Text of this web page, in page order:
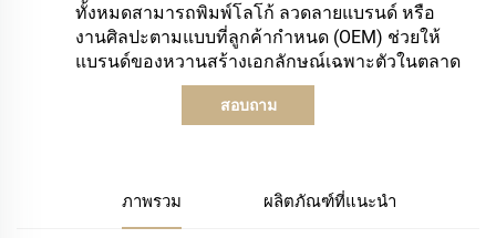
ทั้งหมดสามารถพิมพ์โลโก้ ลวดลายแบรนด์ หรือ
งานศิลปะตามแบบที่ลูกค้ากำหนด (OEM) ช่วยให้
แบรนด์ของหวานสร้างเอกลักษณ์เฉพาะตัวในตลาด
สอบถาม
ภาพรวม ผลิตภัณฑ์ที่แนะนำ